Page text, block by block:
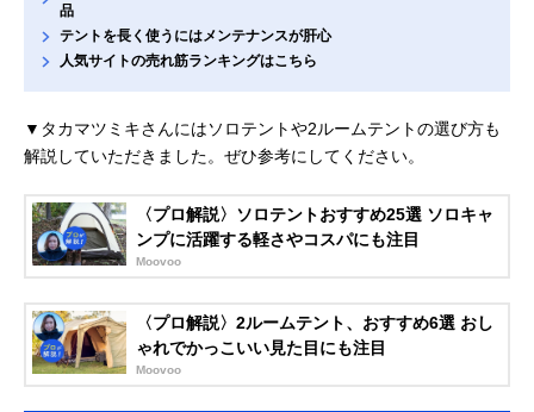
品
テントを長く使うにはメンテナンスが肝心
人気サイトの売れ筋ランキングはこちら
▼タカマツミキさんにはソロテントや2ルームテントの選び方も
解説していただきました。ぜひ参考にしてください。
〈プロ解説〉ソロテントおすすめ25選 ソロキャ
ンプに活躍する軽さやコスパにも注目
Moovoo
〈プロ解説〉2ルームテント、おすすめ6選 おし
ゃれでかっこいい見た目にも注目
Moovoo